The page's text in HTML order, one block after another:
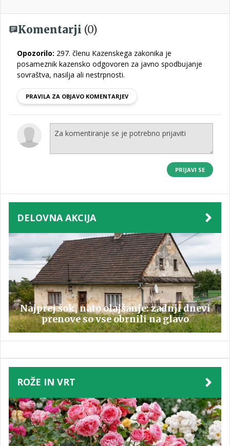
Komentarji (0)
Opozorilo: 297. členu Kazenskega zakonika je
posameznik kazensko odgovoren za javno spodbujanje
sovraštva, nasilja ali nestrpnosti.
PRAVILA ZA OBJAVO KOMENTARJEV
PRIJAVI SE
DELOVNA AKCIJA
Najprej šok, nato olajšanje: zadnji dnevi
prenove so vse obrnili na glavo
ROŽE IN VRT